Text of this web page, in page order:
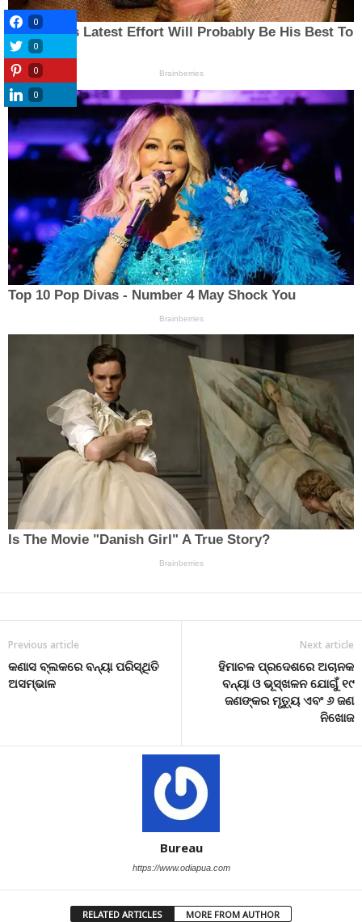
Previous article
କଣାସ ବ୍ଲକରେ ବନ୍ୟା ପରିସ୍ଥିତି
ଅସମ୍ଭାଳ
Next article
ହିମାଚଳ ପ୍ରଦେଶରେ ଅଚାନକ
ବନ୍ୟା ଓ ଭୂସ୍ଖଳନ ଯୋଗୁଁ ୧୯
ଜଣଙ୍କର ମୃତ୍ୟୁ ଏବଂ ୬ ଜଣ
ନିଖୋଜ
Bureau
https://www.odiapua.com
RELATED ARTICLES MORE FROM AUTHOR
0
0
0
0